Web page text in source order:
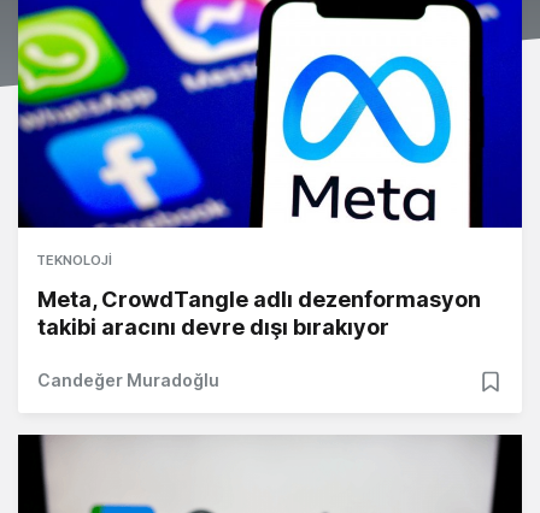
TEKNOLOJI
Meta, CrowdTangle adlı dezenformasyon
takibi aracını devre dışı bırakıyor
Candeğer Muradoğlu